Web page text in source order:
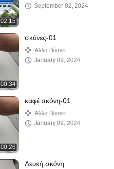
02:15
September 02, 2024
00:34
σκόνες-01
Άλλα Βίντεο
January 09, 2024
00:26
καφέ σκόνη-01
Άλλα Βίντεο
January 09, 2024
Λευκή σκόνη